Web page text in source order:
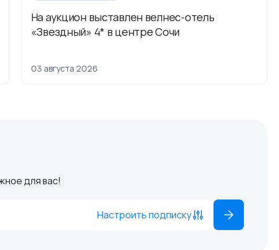
На аукцион выставлен велнес-отель
«Звездный» 4* в центре Сочи
03 августа 2026
для вас!
Настроить подписку